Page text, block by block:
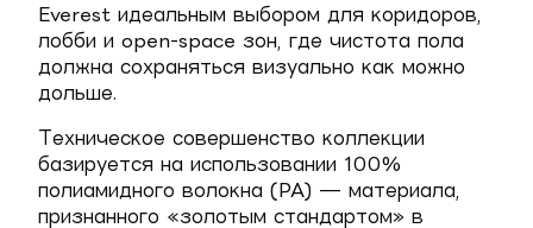
Everest идеальным выбором для коридоров,
лобби и open-space зон, где чистота пола
должна сохраняться визуально как можно
дольше.
Техническое совершенство коллекции
базируется на использовании 100%
полиамидного волокна (PA) — материала,
признанного «золотым стандартом» в